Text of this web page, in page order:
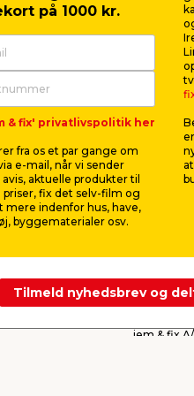
der fylder i
eller mangler du
i
til din have. Nogle
ud, når der ikke
hvilket er meget
den rette vanding og
er velegnede som
-
Køb i
byt i
jem & fix
på 1000 kr.
& fix' privatlivspolitik her
fra os et par gange om
e-mail, når vi sender
aktuelle produkter til
priser, fix det selv-film og
mere indenfor hus, have,
byggematerialer osv.
Tilmeld nyhedsbrev og